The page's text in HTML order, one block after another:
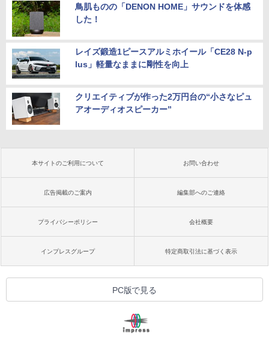
鳥肌ものの「DENON HOME」サウンドを体感
した！
レイズ鍛造1ピースアルミホイール「CE28 N-p
lus」軽量なままに剛性を向上
クリエイティブが作った2万円台の“小さなピュ
アオーディオスピーカー”
本サイトのご利用について お問い合わせ
広告掲載のご案内 編集部へのご連絡
プライバシーポリシー 会社概要
インプレスグループ 特定商取引法に基づく表示
PC版で見る